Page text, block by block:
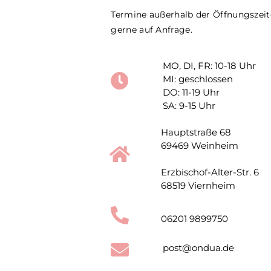
Termine außerhalb der
gerne auf Anfrage.
MO, DI, FR: 10-18 Uhr
MI: geschlossen
DO: 11-19 Uhr
SA: 9-15 Uhr
Hauptstraße 68
69469 Weinheim
Erzbischof-Alter-Str. 6
68519 Viernheim
06201 9899750
post@ondua.de